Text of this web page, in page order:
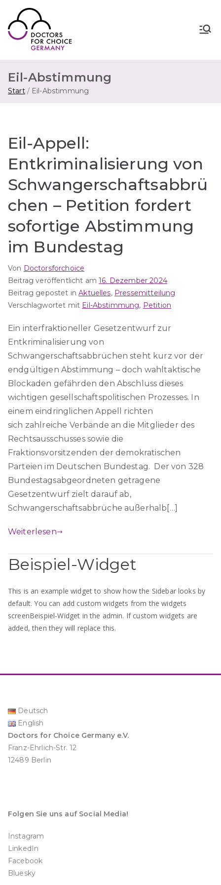
Inhalt
springen
Eil-Abstimmung
Start Eil-Abstimmung
Eil-Appell:
Entkriminalisierung von
Schwangerschaftsabbrü
chen – Petition fordert
sofortige Abstimmung
im Bundestag
Von Doctorsforchoice
Beitrag veröffentlicht am16. Dezember 2024
Beitrag gepostet inAktuelles, Pressemitteilung
Verschlagwortet mit Eil-Abstimmung, Petition
Ein interfraktioneller Gesetzentwurf zur
Entkriminalisierung von
Schwangerschaftsabbrüchen steht kurz vor der
endgültigen Abstimmung – doch wahltaktische
Blockaden gefährden den Abschluss dieses
wichtigen gesellschaftspolitischen Prozesses. In
einem eindringlichen Appell richten
sich zahlreiche Verbände an die Mitglieder des
Rechtsausschusses sowie die
Fraktionsvorsitzenden der demokratischen
Parteien im Deutschen Bundestag. Der von 328
Bundestagsabgeordneten getragene
Gesetzentwurf zielt darauf ab,
Schwangerschaftsabbrüche außerhalb[…]
Weiterlesen
Beispiel-Widget
This is an example widget to show how the Sidebar looks by
default. You can add custom widgets from the widgets
screenBeispiel-Widget in the admin. If custom widgets are
added, then they will replace this.
Deutsch
English
Doctors for Choice Germany e.V.
Franz-Ehrlich-Str. 12
12489 Berlin
Folgen Sie uns auf Social Media!
Instagram
LinkedIn
Facebook
Bluesky